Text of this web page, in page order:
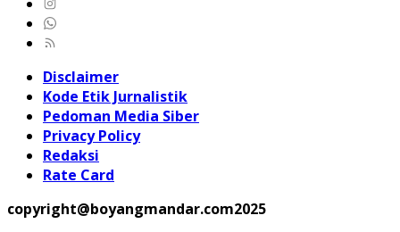
Disclaimer
Kode Etik Jurnalistik
Pedoman Media Siber
Privacy Policy
Redaksi
Rate Card
copyright@boyangmandar.com2025